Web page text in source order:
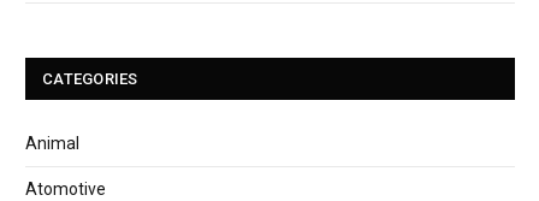
CATEGORIES
Animal
Atomotive